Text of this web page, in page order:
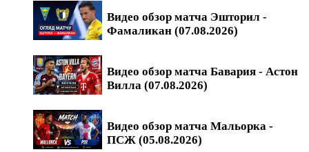
Видео обзор матча Эшторил -
Фамаликан (07.08.2026)
Видео обзор матча Бавария - Астон
Вилла (07.08.2026)
Видео обзор матча Мальорка -
ПСЖ (05.08.2026)